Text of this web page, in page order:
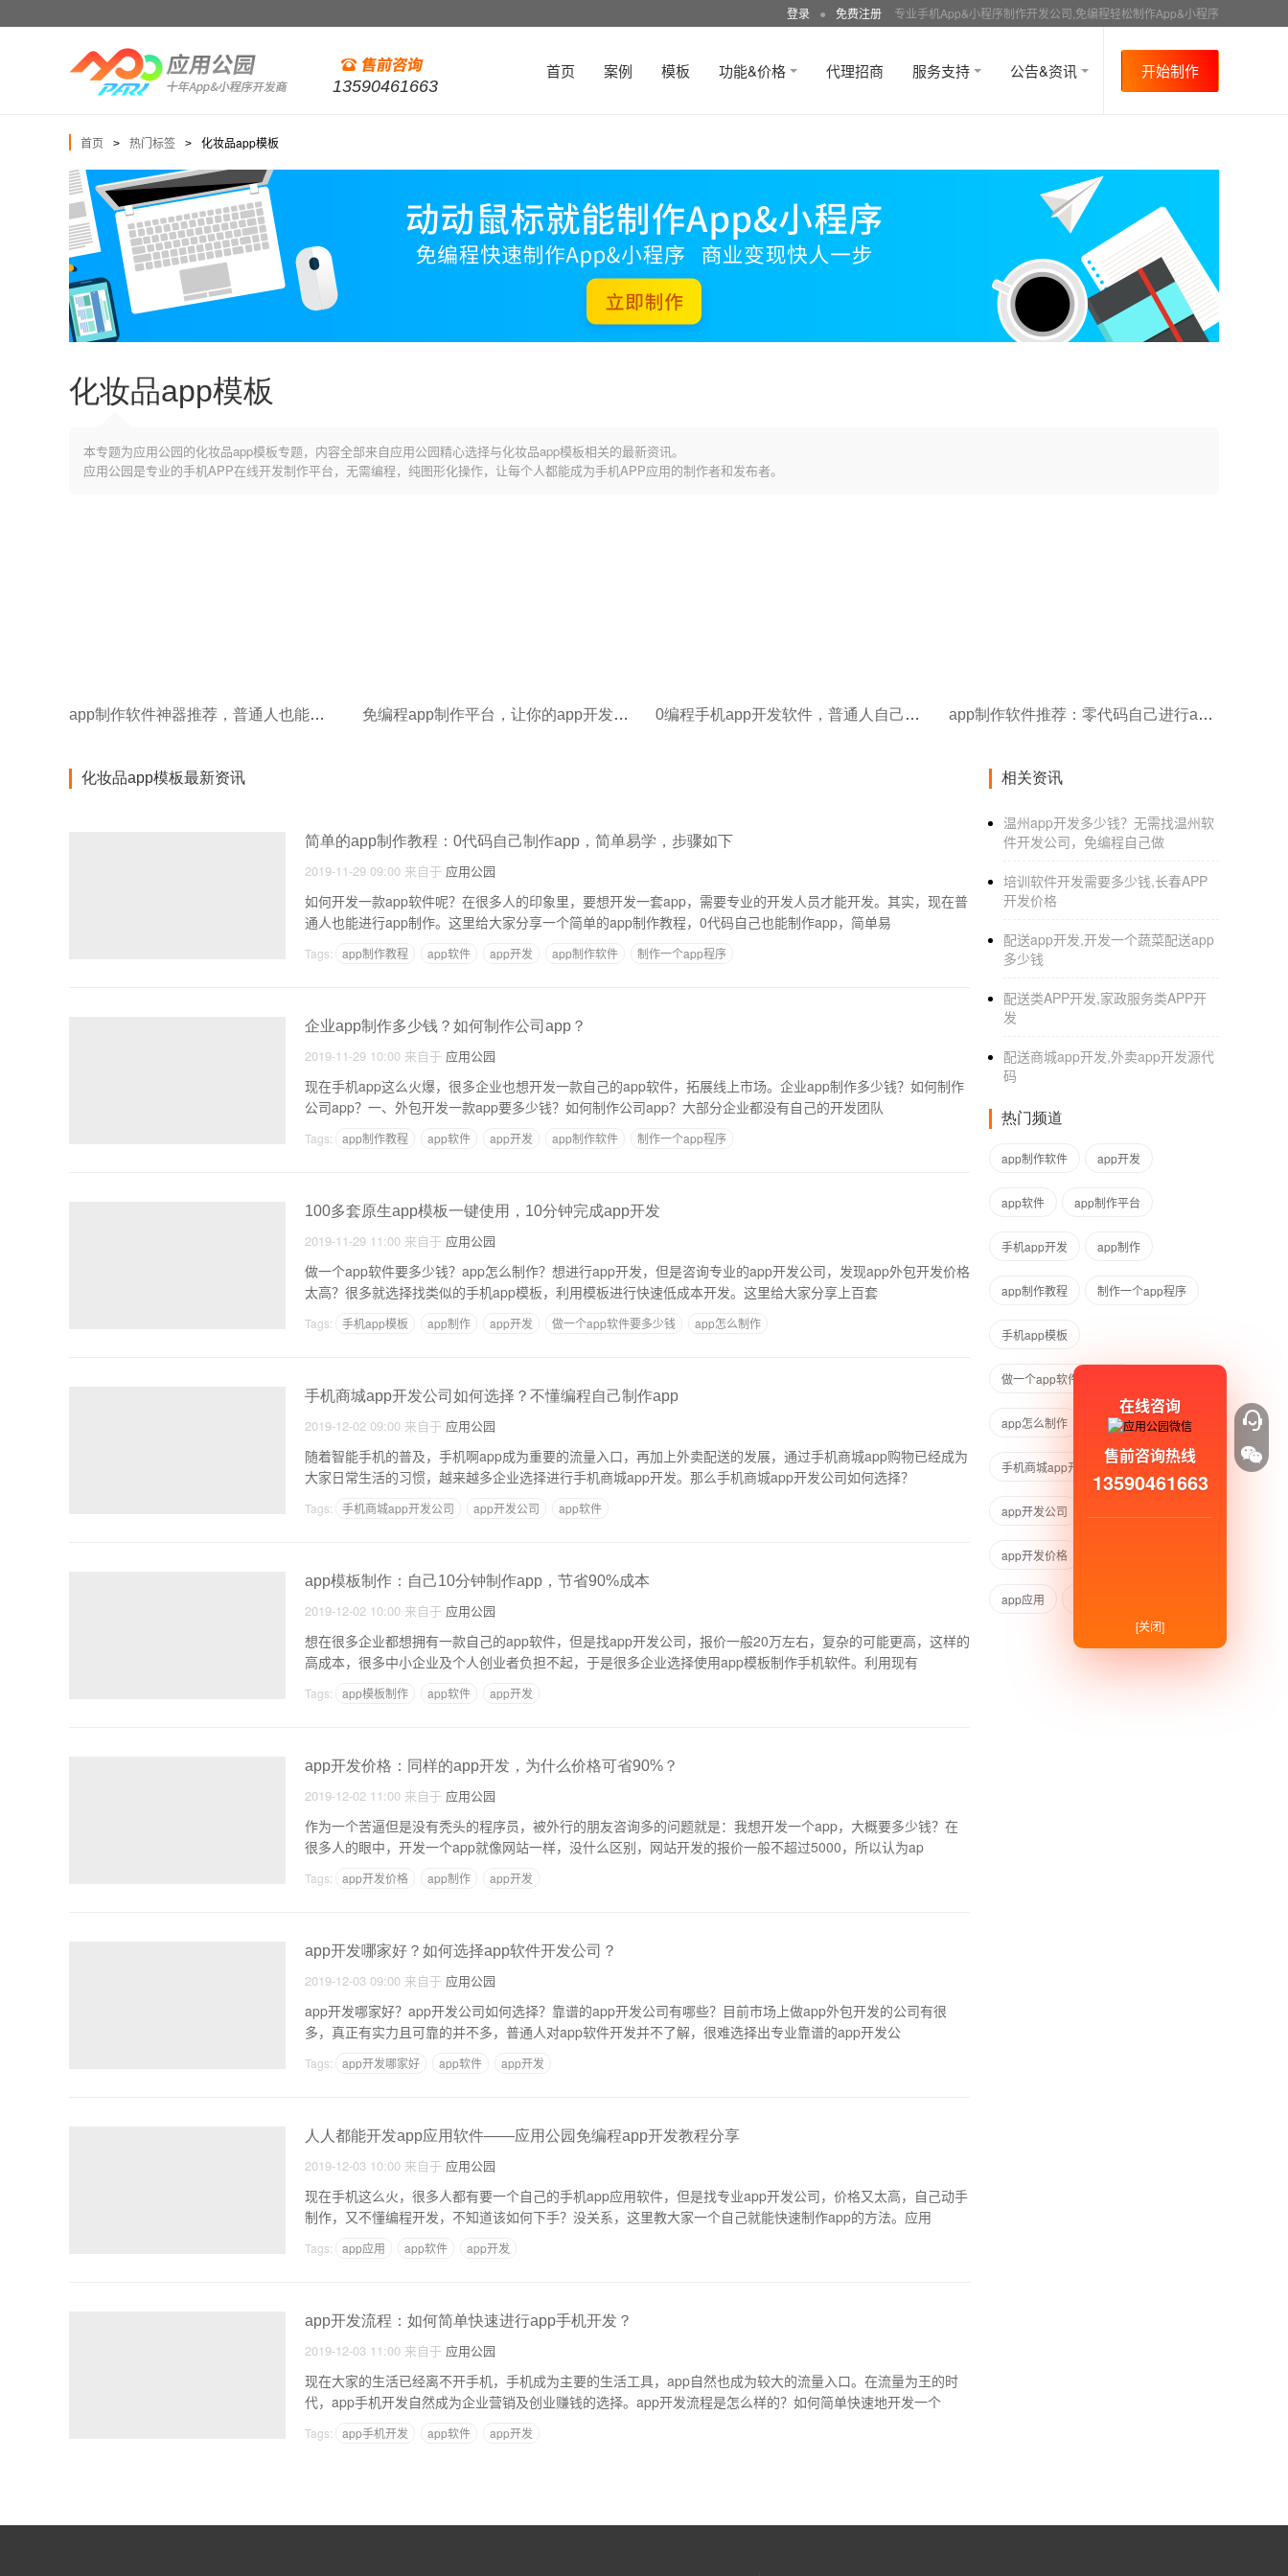
登录 ● 免费注册 专业手机App&小程序制作开发公司,免编程轻松制作App&小程序
13590461663
首页 案例 模板 功能&价格 代理招商 服务支持 公告&资讯 开始制作
首页 > 热门标签 > 化妆品app模板
化妆品app模板
本专题为应用公园的化妆品app模板专题，内容全部来自应用公园精心选择与化妆品app模板相关的最新资讯。
应用公园是专业的手机APP在线开发制作平台，无需编程，纯图形化操作，让每个人都能成为手机APP应用的制作者和发布者。
app制作软件神器推荐，普通人也能自己开发app了 免编程app制作平台，让你的app开发成本降低90%！ 0编程手机app开发软件，普通人自己进行app制作的神器 app制作软件推荐：零代码自己进行app开发
化妆品app模板最新资讯
简单的app制作教程：0代码自己制作app，简单易学，步骤如下
2019-11-29 09:00 来自于 应用公园
如何开发一款app软件呢？在很多人的印象里，要想开发一套app，需要专业的开发人员才能开发。其实，现在普
通人也能进行app制作。这里给大家分享一个简单的app制作教程，0代码自己也能制作app，简单易
Tags: app制作教程 app软件 app开发 app制作软件 制作一个app程序
企业app制作多少钱？如何制作公司app？
2019-11-29 10:00 来自于 应用公园
现在手机app这么火爆，很多企业也想开发一款自己的app软件，拓展线上市场。企业app制作多少钱？如何制作
公司app？一、外包开发一款app要多少钱？如何制作公司app？大部分企业都没有自己的开发团队
Tags: app制作教程 app软件 app开发 app制作软件 制作一个app程序
100多套原生app模板一键使用，10分钟完成app开发
2019-11-29 11:00 来自于 应用公园
做一个app软件要多少钱？app怎么制作？想进行app开发，但是咨询专业的app开发公司，发现app外包开发价格
太高？很多就选择找类似的手机app模板，利用模板进行快速低成本开发。这里给大家分享上百套
Tags: 手机app模板 app制作 app开发 做一个app软件要多少钱 app怎么制作
手机商城app开发公司如何选择？不懂编程自己制作app
2019-12-02 09:00 来自于 应用公园
随着智能手机的普及，手机啊app成为重要的流量入口，再加上外卖配送的发展，通过手机商城app购物已经成为
大家日常生活的习惯，越来越多企业选择进行手机商城app开发。那么手机商城app开发公司如何选择？
Tags: 手机商城app开发公司 app开发公司 app软件
app模板制作：自己10分钟制作app，节省90%成本
2019-12-02 10:00 来自于 应用公园
想在很多企业都想拥有一款自己的app软件，但是找app开发公司，报价一般20万左右，复杂的可能更高，这样的
高成本，很多中小企业及个人创业者负担不起，于是很多企业选择使用app模板制作手机软件。利用现有
Tags: app模板制作 app软件 app开发
app开发价格：同样的app开发，为什么价格可省90%？
2019-12-02 11:00 来自于 应用公园
作为一个苦逼但是没有秃头的程序员，被外行的朋友咨询多的问题就是：我想开发一个app，大概要多少钱？在
很多人的眼中，开发一个app就像网站一样，没什么区别，网站开发的报价一般不超过5000，所以认为ap
Tags: app开发价格 app制作 app开发
app开发哪家好？如何选择app软件开发公司？
2019-12-03 09:00 来自于 应用公园
app开发哪家好？app开发公司如何选择？靠谱的app开发公司有哪些？目前市场上做app外包开发的公司有很
多，真正有实力且可靠的并不多，普通人对app软件开发并不了解，很难选择出专业靠谱的app开发公
Tags: app开发哪家好 app软件 app开发
人人都能开发app应用软件——应用公园免编程app开发教程分享
2019-12-03 10:00 来自于 应用公园
现在手机这么火，很多人都有要一个自己的手机app应用软件，但是找专业app开发公司，价格又太高，自己动手
制作，又不懂编程开发，不知道该如何下手？没关系，这里教大家一个自己就能快速制作app的方法。应用
Tags: app应用 app软件 app开发
app开发流程：如何简单快速进行app手机开发？
2019-12-03 11:00 来自于 应用公园
现在大家的生活已经离不开手机，手机成为主要的生活工具，app自然也成为较大的流量入口。在流量为王的时
代，app手机开发自然成为企业营销及创业赚钱的选择。app开发流程是怎么样的？如何简单快速地开发一个
Tags: app手机开发 app软件 app开发
相关资讯
温州app开发多少钱？无需找温州软
件开发公司，免编程自己做
培训软件开发需要多少钱,长春APP
开发价格
配送app开发,开发一个蔬菜配送app
多少钱
配送类APP开发,家政服务类APP开
发
配送商城app开发,外卖app开发源代
码
热门频道
app制作软件 app开发
app软件 app制作平台
手机app开发 app制作
app制作教程 制作一个app程序
手机app模板
做一个app软件要多少钱
app怎么制作
手机商城app开发公司
app开发公司
app开发价格
app应用
在线咨询
售前咨询热线
13590461663
[关闭]